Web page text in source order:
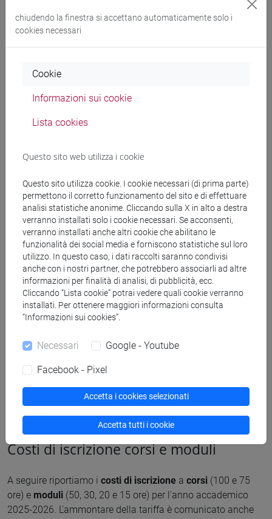
clicca su "conferma la tua prenotazione"
Richiesta di rimborso [ENG]
Scopri le linee guida del nuovo gestionale
U-Gov CLA
U-Gov CLA - Guida all'area corsi
Tariffe
Costi di iscrizione corsi e moduli
A seguire riportiamo i costi di iscrizione a corsi (100 e 75
ore) e moduli (50, 30, 20 e 15 ore) per l'anno accademico
2025-2026. L'ammontare della tariffa è comunicato anche
chiudendo la finestra si accettano automaticamente solo i
cookies necessari
Cookie
Informazioni sui cookie
Lista cookies
Questo sito web utilizza i cookie
Questo sito utilizza cookie. I cookie necessari (di prima parte)
permettono il corretto funzionamento del sito e di effettuare
analisi statistiche anonime. Cliccando sulla X in alto a destra
verranno installati solo i cookie necessari. Se acconsenti,
verranno installati anche altri cookie che abilitano le
funzionalità dei social media e forniscono statistiche sul loro
utilizzo. In questo caso, i dati raccolti saranno condivisi
anche con i nostri partner, che potrebbero associarli ad altre
informazioni per finalità di analisi, di pubblicità, ecc.
Cliccando “Lista cookie” potrai vedere quali cookie verranno
installati. Per ottenere maggiori informazioni consulta
“Informazioni sui cookies”.
Necessari Google - Youtube
Facebook - Pixel
Accetta i cookies selezionati
Accetta tutti i cookie